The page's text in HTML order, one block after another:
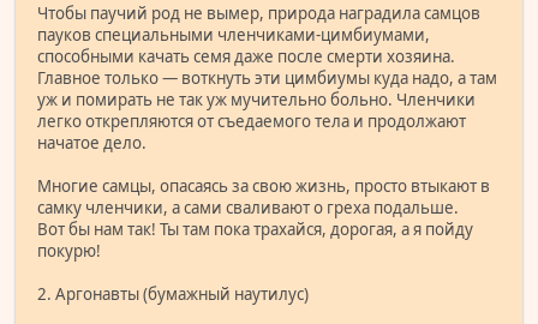
Чтобы паучий род не вымер, природа наградила самцов
пауков специальными членчиками-цимбиумами,
способными качать семя даже после смерти хозяина.
Главное только — воткнуть эти цимбиумы куда надо, а там
уж и помирать не так уж мучительно больно. Членчики
легко открепляются от съедаемого тела и продолжают
начатое дело.
Многие самцы, опасаясь за свою жизнь, просто втыкают в
самку членчики, а сами сваливают о греха подальше.
Вот бы нам так! Ты там пока трахайся, дорогая, а я пойду
покурю!
2. Аргонавты (бумажный наутилус)